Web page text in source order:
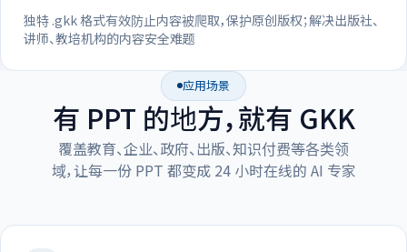
独特 .gkk 格式有效防止内容被爬取，保护原创版权；解决出版社、
讲师、教培机构的内容安全难题
应用场景
有 PPT 的地方，就有 GKK
覆盖教育、企业、政府、出版、知识付费等各类领
域，让每一份 PPT 都变成 24 小时在线的 AI 专家